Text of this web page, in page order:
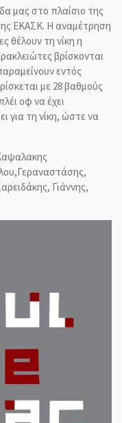
μας στο πλαίσιο της
ΕΚΑΣΚ. Η αναμέτρηση
θέλουν τη νίκη η
βρίσκονται
εντός
με 28 βαθμούς
οφ να έχει
για τη νίκη, ώστε να
Γιάννης,